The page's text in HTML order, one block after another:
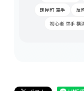
鶴屋町 空手
反
初心者 空手 横